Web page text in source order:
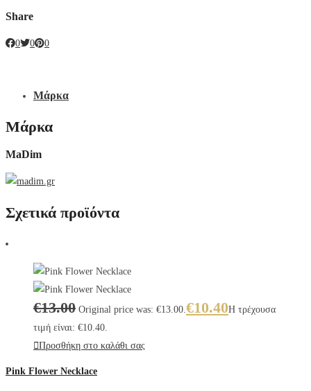
Share
0 0 0
Μάρκα
Μάρκα
MaDim
Σχετικά προϊόντα
€13.00 Original price was: €13.00.€10.40Η τρέχουσα
τιμή είναι: €10.40.
Προσθήκη στο καλάθι σας
Pink Flower Necklace